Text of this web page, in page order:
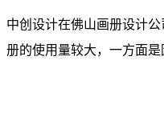
中创设计在佛山画册设计公
册的使用量较大，一方面